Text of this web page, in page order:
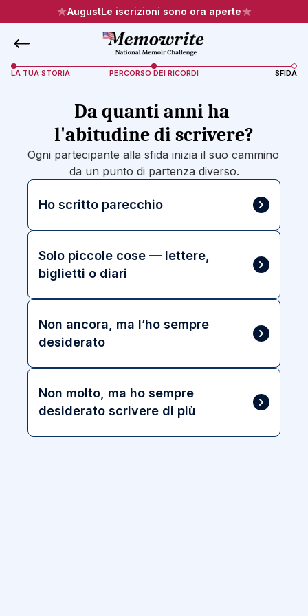
AugustLe iscrizioni sono ora aperte
LA TUA STORIA PERCORSO DEI RICORDI SFIDA
Da quanti anni ha
l'abitudine di scrivere?
Ogni partecipante alla sfida inizia il suo cammino
da un punto di partenza diverso.
Ho scritto parecchio
Solo piccole cose — lettere,
biglietti o diari
Non ancora, ma l’ho sempre
desiderato
Non molto, ma ho sempre
desiderato scrivere di più